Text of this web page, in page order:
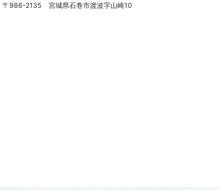
〒986-2135 宮城県石巻市渡波字山崎10